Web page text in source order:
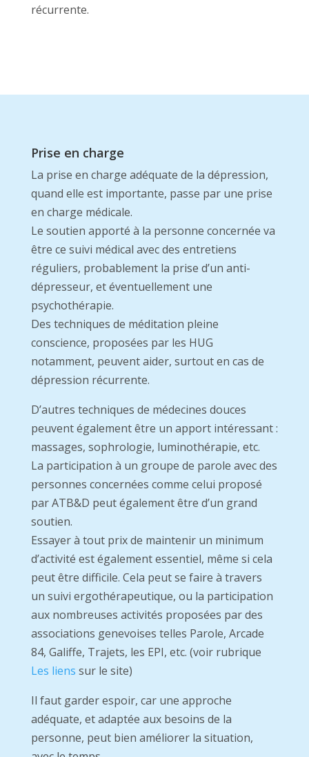
récurrente.
Prise en charge
La prise en charge adéquate de la dépression,
quand elle est importante, passe par une prise
en charge médicale.
Le soutien apporté à la personne concernée va
être ce suivi médical avec des entretiens
réguliers, probablement la prise d’un anti-
dépresseur, et éventuellement une
psychothérapie.
Des techniques de méditation pleine
conscience, proposées par les HUG
notamment, peuvent aider, surtout en cas de
dépression récurrente.
D’autres techniques de médecines douces
peuvent également être un apport intéressant :
massages, sophrologie, luminothérapie, etc.
La participation à un groupe de parole avec des
personnes concernées comme celui proposé
par ATB&D peut également être d’un grand
soutien.
Essayer à tout prix de maintenir un minimum
d’activité est également essentiel, même si cela
peut être difficile. Cela peut se faire à travers
un suivi ergothérapeutique, ou la participation
aux nombreuses activités proposées par des
associations genevoises telles Parole, Arcade
84, Galiffe, Trajets, les EPI, etc. (voir rubrique
Les liens sur le site)
Il faut garder espoir, car une approche
adéquate, et adaptée aux besoins de la
personne, peut bien améliorer la situation,